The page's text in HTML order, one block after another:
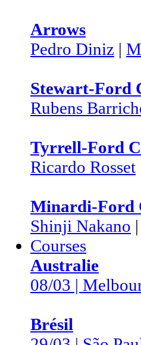
Arrows
Pedro Diniz |
Stewart-Ford
Rubens
Tyrrell-Ford
Ricardo Rosset
Minardi-Ford
Shinji Nakano |
Courses
Australie
08/03 |
Brésil